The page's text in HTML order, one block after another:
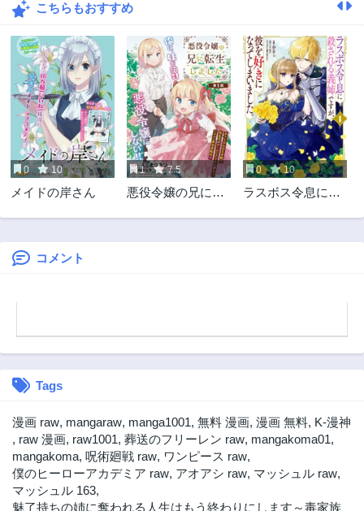
こちらもおすすめ
0 10
メイドの岸さん
1 7.5
悪役令嬢の兄に転
0 10
ラスボス令息に殺
ってしまいまし
コメント
Tags
漫画 raw, mangaraw, manga1001, 無料 漫画, 漫画 無料, K-漫神
, raw 漫画, raw1001, 葬送のフリーレン raw, mangakoma01,
mangakoma, 呪術廻戦 raw, ワンピース raw,
僕のヒーローアカデミア raw, アオアシ raw, マッシュル raw,
マッシュル 163,
魅了持ちの姉に奪われる人生はもう終わりにします～毒家族